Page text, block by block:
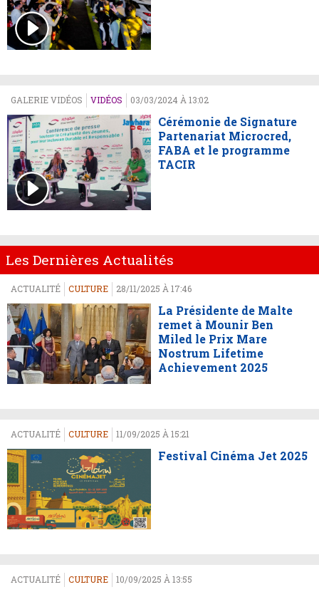
GALERIE VIDÉOS VIDÉOS 03/03/2024 À 13:02
Cérémonie de Signature
Partenariat Microcred,
FABA et le programme
TACIR
Les Dernières Actualités
ACTUALITÉ CULTURE 28/11/2025 À 17:46
La Présidente de Malte
remet à Mounir Ben
Miled le Prix Mare
Nostrum Lifetime
Achievement 2025
ACTUALITÉ CULTURE 11/09/2025 À 15:21
Festival Cinéma Jet 2025
ACTUALITÉ CULTURE 10/09/2025 À 13:55